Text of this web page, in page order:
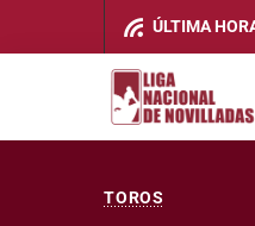
ÚLTIMA
Ian Bermejo se cita
TOROS